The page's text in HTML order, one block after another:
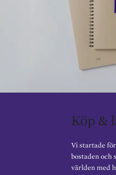
Köp &
Vi startade
bostaden och
världen med